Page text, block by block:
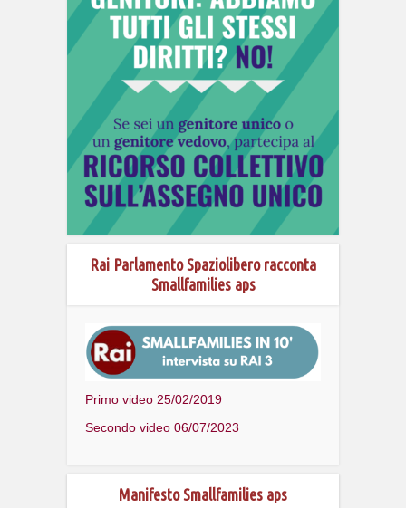
Rai Parlamento Spaziolibero racconta
Smallfamilies aps
Primo video 25/02/2019
Secondo video 06/07/2023
Manifesto Smallfamilies aps